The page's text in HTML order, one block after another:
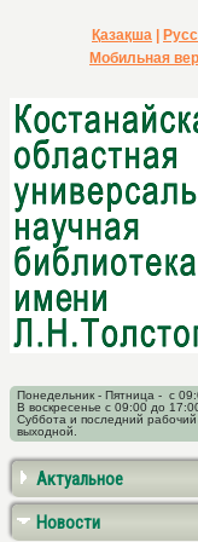
Қазақша
Мобильная
Понедельник - Пятница - с
В воскресенье с 09:00 до
Суббота и последний
выходной.
Актуальное
Новости